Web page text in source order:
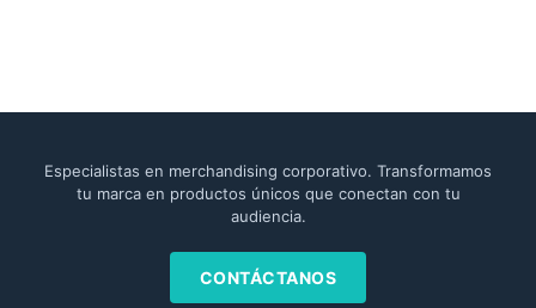
Especialistas en merchandising corporativo. Transformamos
tu marca en productos únicos que conectan con tu
audiencia.
CONTÁCTANOS